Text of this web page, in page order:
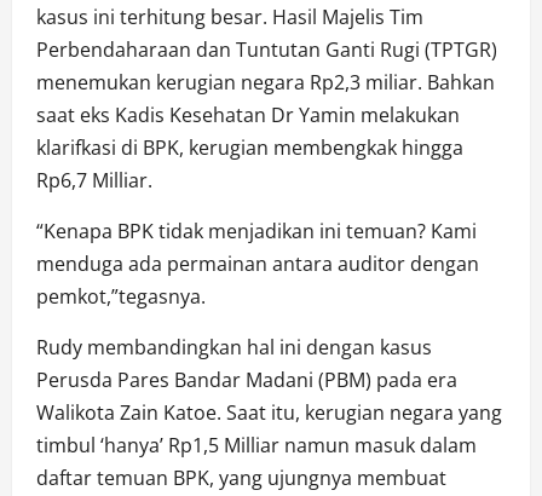
kasus ini terhitung besar. Hasil Majelis Tim
Perbendaharaan dan Tuntutan Ganti Rugi (TPTGR)
menemukan kerugian negara Rp2,3 miliar. Bahkan
saat eks Kadis Kesehatan Dr Yamin melakukan
klarifkasi di BPK, kerugian membengkak hingga
Rp6,7 Milliar.
“Kenapa BPK tidak menjadikan ini temuan? Kami
menduga ada permainan antara auditor dengan
pemkot,”tegasnya.
Rudy membandingkan hal ini dengan kasus
Perusda Pares Bandar Madani (PBM) pada era
Walikota Zain Katoe. Saat itu, kerugian negara yang
timbul ‘hanya’ Rp1,5 Milliar namun masuk dalam
daftar temuan BPK, yang ujungnya membuat